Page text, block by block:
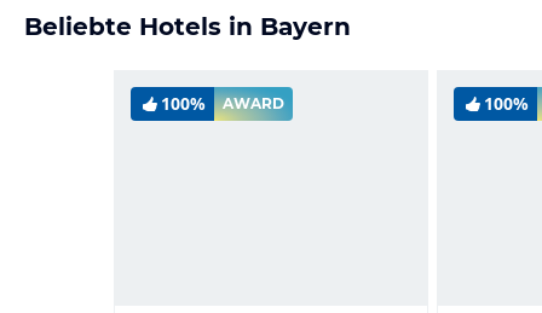
Beliebte Hotels in Bayern
100% AWARD 100%